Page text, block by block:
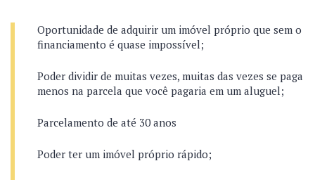
Oportunidade de adquirir um imóvel próprio que sem o
financiamento é quase impossível;
Poder dividir de muitas vezes, muitas das vezes se paga
menos na parcela que você pagaria em um aluguel;
Parcelamento de até 30 anos
Poder ter um imóvel próprio rápido;